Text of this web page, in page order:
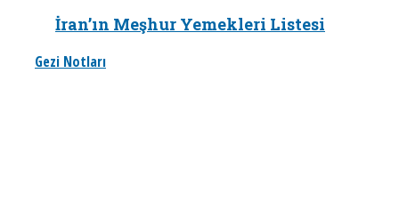
İran’ın Meşhur Yemekleri Listesi
Gezi Notları